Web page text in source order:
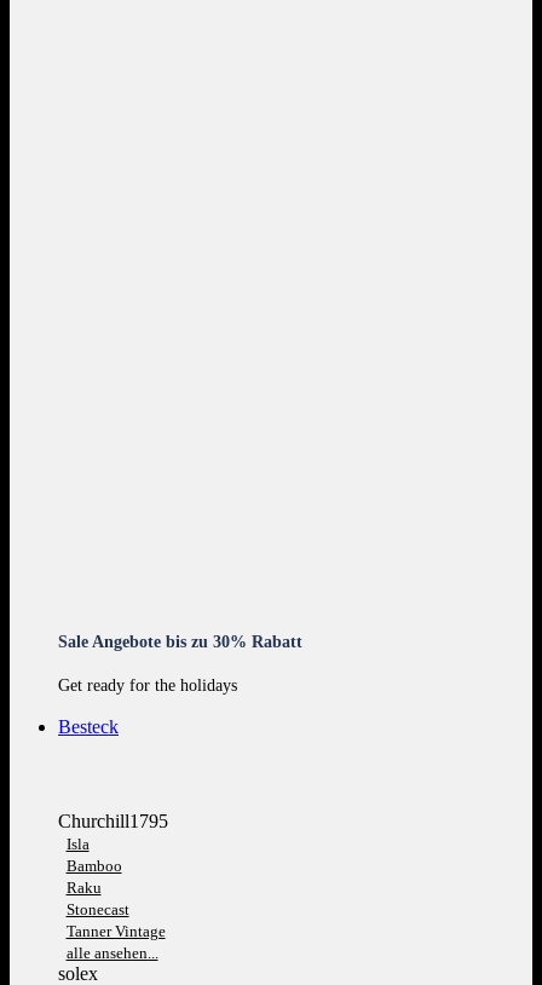
Sale Angebote bis zu 30% Rabatt
Get ready for the holidays
Besteck
Churchill1795
Isla
Bamboo
Raku
Stonecast
Tanner Vintage
alle ansehen...
solex